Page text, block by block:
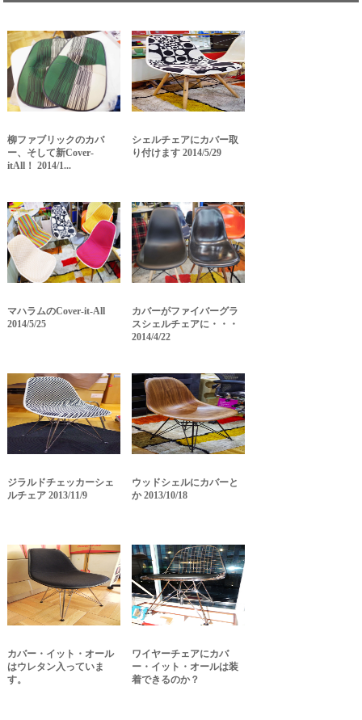
柳ファブリックのカバ
ー、そして新Cover-
itAll！ 2014/1...
シェルチェアにカバー取
り付けます 2014/5/29
マハラムのCover-it-All
2014/5/25
カバーがファイバーグラ
スシェルチェアに・・・
2014/4/22
ジラルドチェッカーシェ
ルチェア 2013/11/9
ウッドシェルにカバーと
か 2013/10/18
カバー・イット・オール
はウレタン入っていま
す。
ワイヤーチェアにカバ
ー・イット・オールは装
着できるのか？